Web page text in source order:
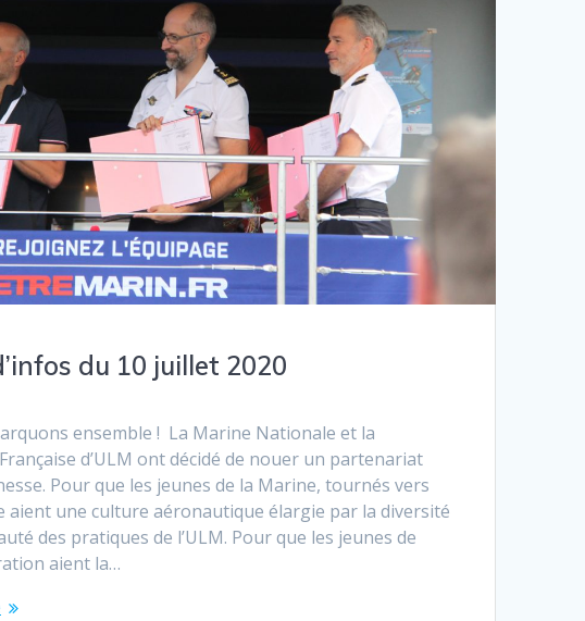
du 10 juillet 2020
ensemble ! La Marine Nationale et la
d’ULM ont décidé de nouer un partenariat
Pour que les jeunes de la Marine, tournés vers
aient une culture aéronautique élargie par la diversité
des pratiques de l’ULM. Pour que les jeunes de
aient la…